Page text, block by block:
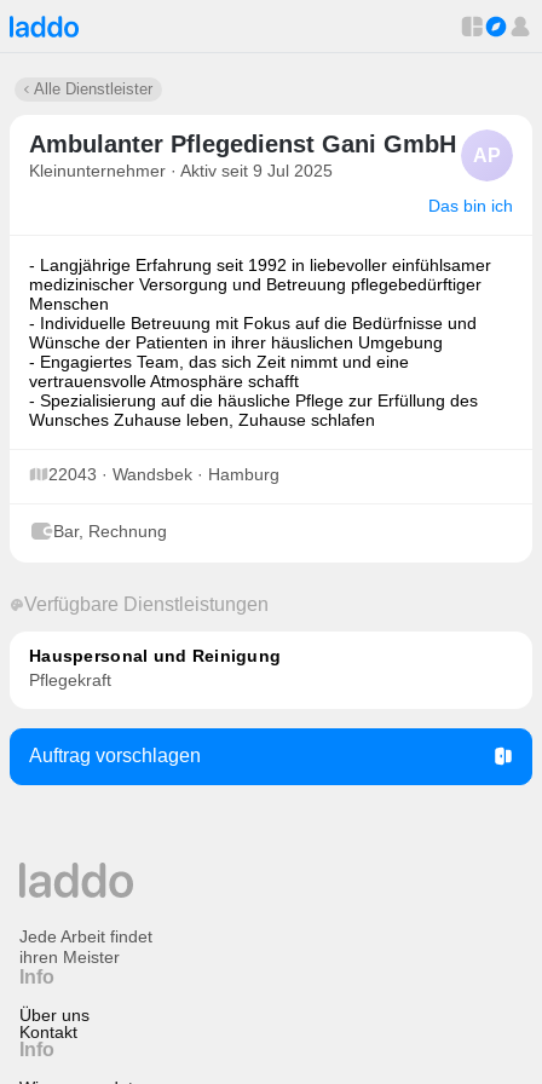
Alle Dienstleister
Ambulanter Pflegedienst Gani GmbH
Kleinunternehmer · Aktiv seit 9 Jul 2025
AP
Das bin ich
- Langjährige Erfahrung seit 1992 in liebevoller einfühlsamer
medizinischer Versorgung und Betreuung pflegebedürftiger
Menschen
- Individuelle Betreuung mit Fokus auf die Bedürfnisse und
Wünsche der Patienten in ihrer häuslichen Umgebung
- Engagiertes Team, das sich Zeit nimmt und eine
vertrauensvolle Atmosphäre schafft
- Spezialisierung auf die häusliche Pflege zur Erfüllung des
Wunsches Zuhause leben, Zuhause schlafen
22043 · Wandsbek · Hamburg
Bar, Rechnung
Verfügbare Dienstleistungen
Hauspersonal und Reinigung
Pflegekraft
Auftrag vorschlagen
Info
Über uns
Kontakt
Info
Jede Arbeit findet
ihren Meister